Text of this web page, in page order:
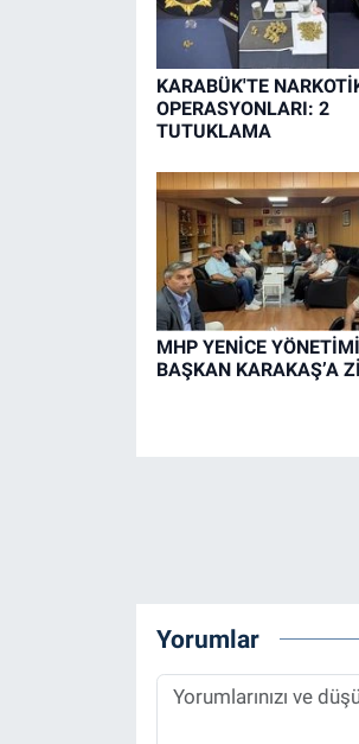
KARABÜK'TE
OPERASYONLARI: 2
TUTUKLAMA
MHP YENİCE
BAŞKAN KARAKAŞ’A
Yorumlar